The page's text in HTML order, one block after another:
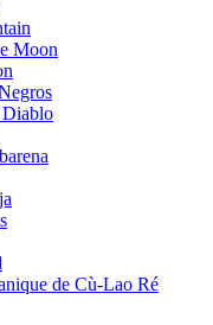
Moon
Diablo
de Cù-Lao Ré